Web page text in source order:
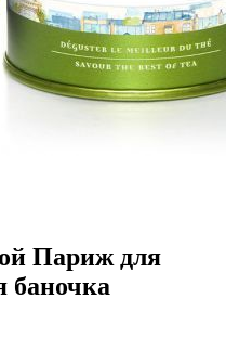
Париж для
баночка